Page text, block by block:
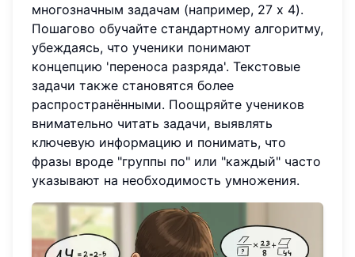
многозначным задачам (например, 27 x 4).
Пошагово обучайте стандартному алгоритму,
убеждаясь, что ученики понимают
концепцию 'переноса разряда'. Текстовые
задачи также становятся более
распространёнными. Поощряйте учеников
внимательно читать задачи, выявлять
ключевую информацию и понимать, что
фразы вроде "группы по" или "каждый" часто
указывают на необходимость умножения.